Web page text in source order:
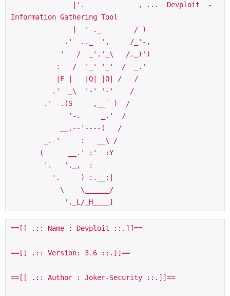
Information Gathering Tool
             '._L/_H____]
==[[ .:: Name : Devploit ::.]]==
==[[ .:: Version: 3.6 ::.]]==
==[[ .:: Author : Joker-Security ::.]]==